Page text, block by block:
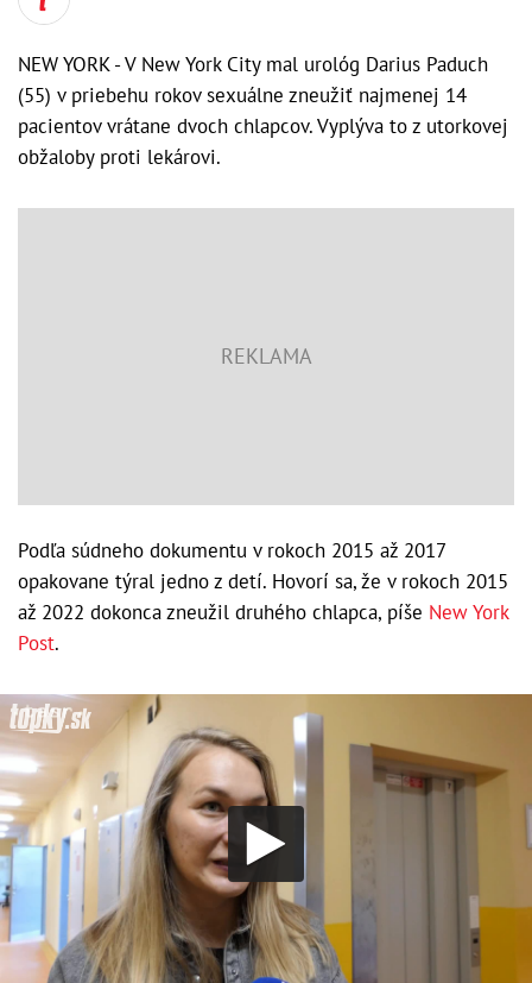
NEW YORK - V New York City mal urológ Darius Paduch
(55) v priebehu rokov sexuálne zneužiť najmenej 14
pacientov vrátane dvoch chlapcov. Vyplýva to z utorkovej
obžaloby proti lekárovi.
Podľa súdneho dokumentu v rokoch 2015 až 2017
opakovane týral jedno z detí. Hovorí sa, že v rokoch 2015
až 2022 dokonca zneužil druhého chlapca, píše New York
Post.